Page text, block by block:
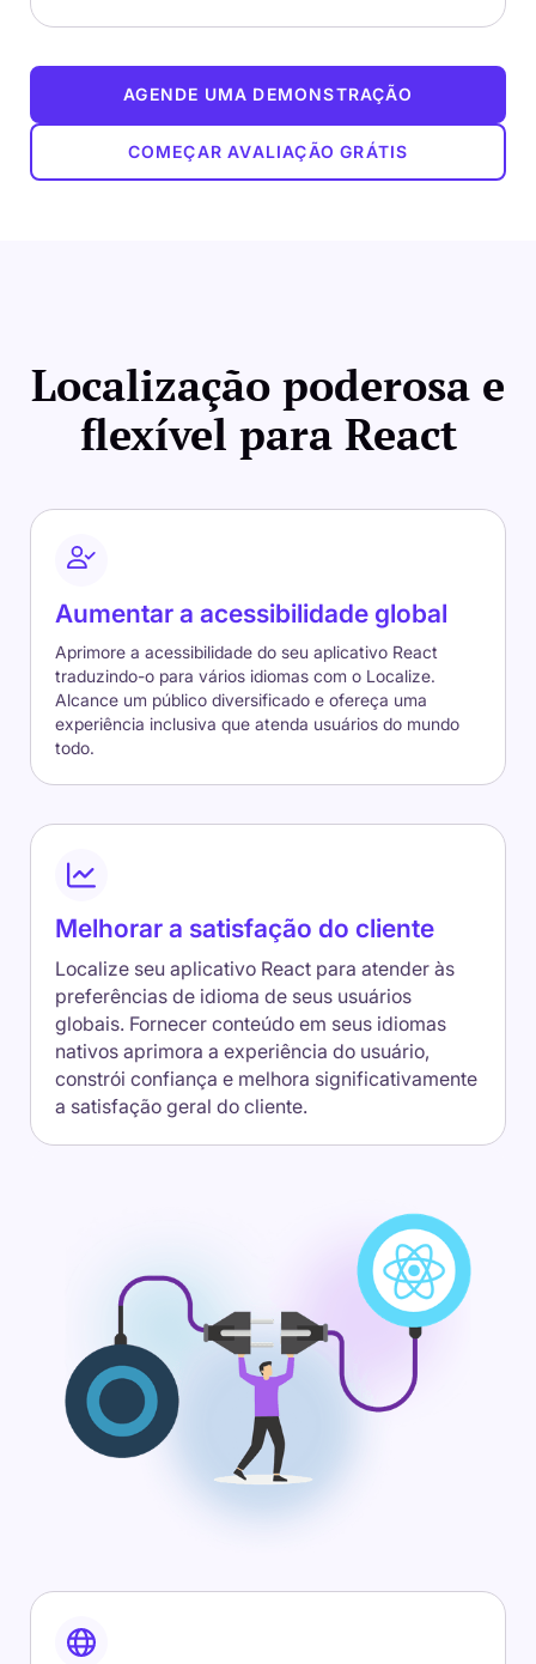
AGENDE UMA DEMONSTRAÇÃO
COMEÇAR AVALIAÇÃO GRÁTIS
Localização poderosa e
flexível para React
Aumentar a acessibilidade global
Aprimore a acessibilidade do seu aplicativo React
traduzindo-o para vários idiomas com o Localize.
Alcance um público diversificado e ofereça uma
experiência inclusiva que atenda usuários do mundo
todo.
Melhorar a satisfação do cliente
Localize seu aplicativo React para atender às
preferências de idioma de seus usuários
globais. Fornecer conteúdo em seus idiomas
nativos aprimora a experiência do usuário,
constrói confiança e melhora significativamente
a satisfação geral do cliente.